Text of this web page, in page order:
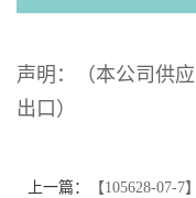
声明：（本公司供
出口）
上一篇： 【105628-07-